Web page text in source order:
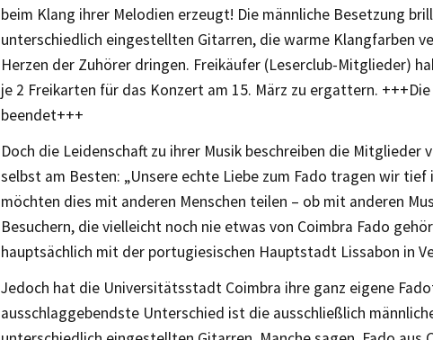
beim Klang ihrer Melodien erzeugt! Die männliche Besetzung
unterschiedlich eingestellten Gitarren, die warme Klangfarben
Herzen der Zuhörer dringen. Freikäufer (Leserclub-Mitglieder)
je 2 Freikarten für das Konzert am 15. März zu ergattern.
beendet+++
Doch die Leidenschaft zu ihrer Musik beschreiben die Mitglieder
selbst am Besten: „Unsere echte Liebe zum Fado tragen wir tief
möchten dies mit anderen Menschen teilen – ob mit anderen
Besuchern, die vielleicht noch nie etwas von Coimbra Fado
hauptsächlich mit der portugiesischen Hauptstadt Lissabon in
Jedoch hat die Universitätsstadt Coimbra ihre ganz eigene
ausschlaggebendste Unterschied ist die ausschließlich